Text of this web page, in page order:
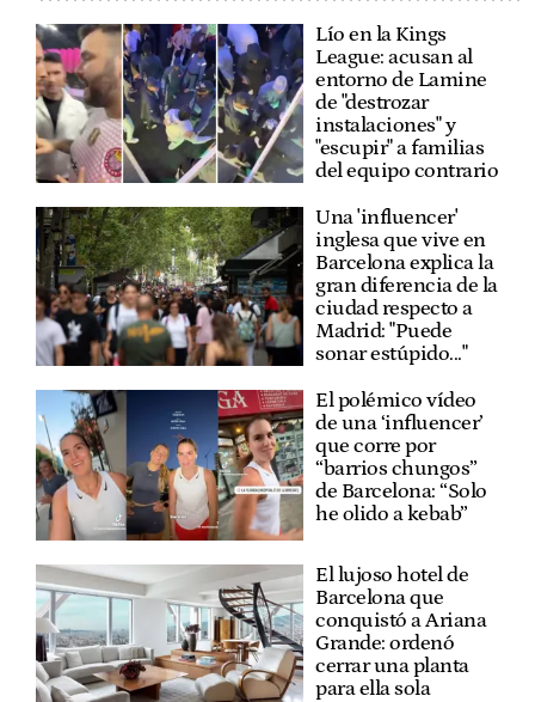
Lío en la Kings
League: acusan al
entorno de Lamine
de "destrozar
instalaciones" y
"escupir" a familias
del equipo contrario
Una 'influencer'
inglesa que vive en
Barcelona explica la
gran diferencia de la
ciudad respecto a
Madrid: "Puede
sonar estúpido..."
El polémico vídeo
de una ‘influencer’
que corre por
“barrios chungos”
de Barcelona: “Solo
he olido a kebab”
El lujoso hotel de
Barcelona que
conquistó a Ariana
Grande: ordenó
cerrar una planta
para ella sola